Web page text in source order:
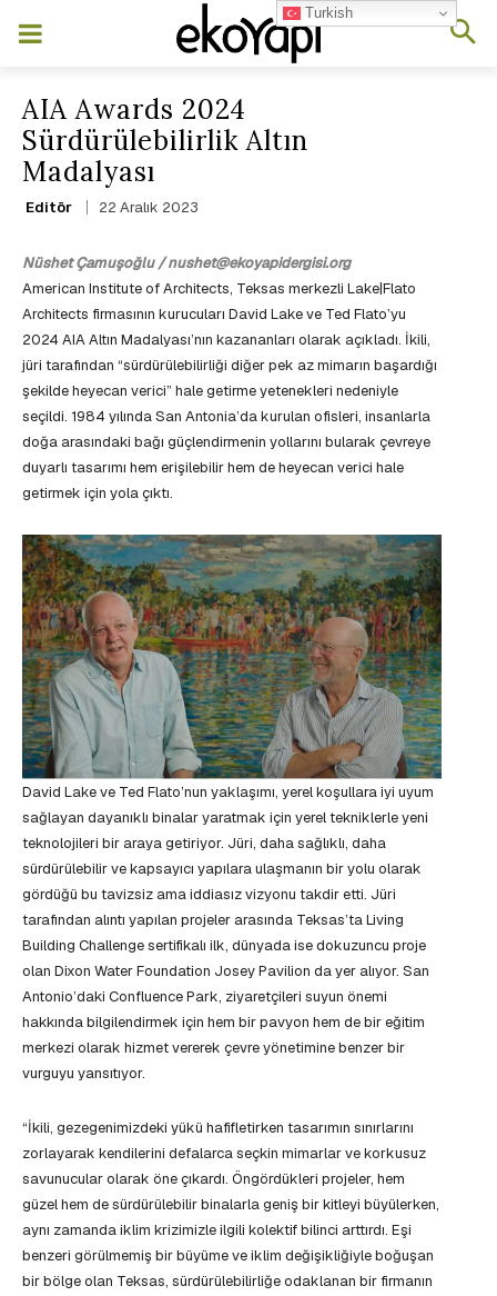
AIA Awards 2024
Sürdürülebilirlik Altın
Madalyası
Editör 22 Aralık 2023
Nüshet Çamuşoğlu / nushet@ekoyapidergisi.org
American Institute of Architects, Teksas merkezli Lake|Flato
Architects firmasının kurucuları David Lake ve Ted Flato’yu
2024 AIA Altın Madalyası’nın kazananları olarak açıkladı. İkili,
jüri tarafından “sürdürülebilirliği diğer pek az mimarın başardığı
şekilde heyecan verici” hale getirme yetenekleri nedeniyle
seçildi. 1984 yılında San Antonia’da kurulan ofisleri, insanlarla
doğa arasındaki bağı güçlendirmenin yollarını bularak çevreye
duyarlı tasarımı hem erişilebilir hem de heyecan verici hale
getirmek için yola çıktı.
David Lake ve Ted Flato’nun yaklaşımı, yerel koşullara iyi uyum
sağlayan dayanıklı binalar yaratmak için yerel tekniklerle yeni
teknolojileri bir araya getiriyor. Jüri, daha sağlıklı, daha
sürdürülebilir ve kapsayıcı yapılara ulaşmanın bir yolu olarak
gördüğü bu tavizsiz ama iddiasız vizyonu takdir etti. Jüri
tarafından alıntı yapılan projeler arasında Teksas’ta Living
Building Challenge sertifikalı ilk, dünyada ise dokuzuncu proje
olan Dixon Water Foundation Josey Pavilion da yer alıyor. San
Antonio’daki Confluence Park, ziyaretçileri suyun önemi
hakkında bilgilendirmek için hem bir pavyon hem de bir eğitim
merkezi olarak hizmet vererek çevre yönetimine benzer bir
vurguyu yansıtıyor.
“İkili, gezegenimizdeki yükü hafifletirken tasarımın sınırlarını
zorlayarak kendilerini defalarca seçkin mimarlar ve korkusuz
savunucular olarak öne çıkardı. Öngördükleri projeler, hem
güzel hem de sürdürülebilir binalarla geniş bir kitleyi büyülerken,
aynı zamanda iklim krizimizle ilgili kolektif bilinci arttırdı. Eşi
benzeri görülmemiş bir büyüme ve iklim değişikliğiyle boğuşan
bir bölge olan Teksas, sürdürülebilirliğe odaklanan bir firmanın
Turkish